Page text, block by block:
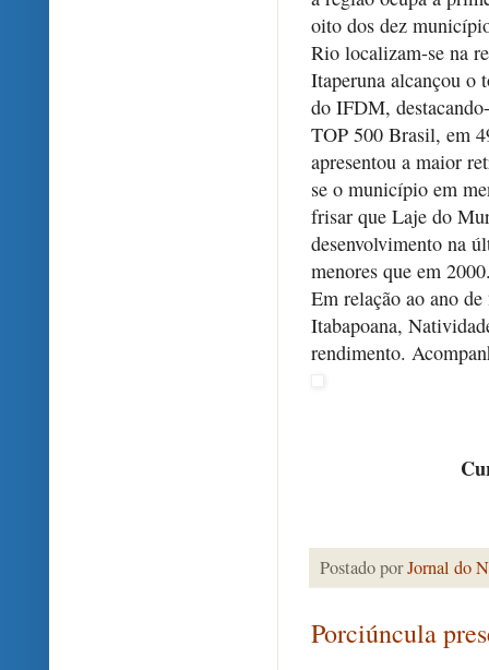
oito dos dez
Rio localizam-se na
Itaperuna alcançou o
do IFDM,
TOP 500 Brasil, em
apresentou a maior
se o município em
frisar que Laje do
desenvolvimento na
menores que em
Em relação ao ano
Itabapoana,
rendimento.
Postado porJornal do
Porciúncula